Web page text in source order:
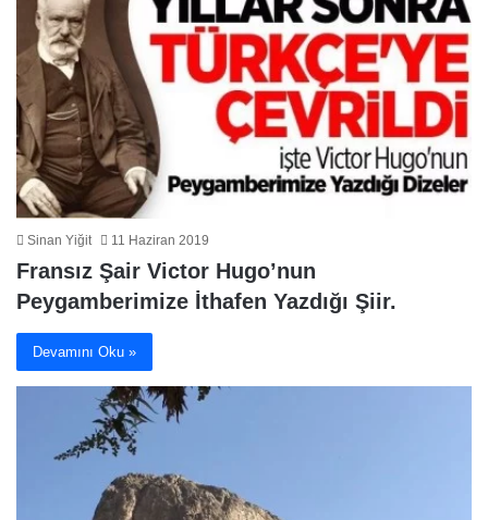
Sinan Yiğit 11 Haziran 2019
Fransız Şair Victor Hugo’nun
Peygamberimize İthafen Yazdığı Şiir.
Devamını Oku »